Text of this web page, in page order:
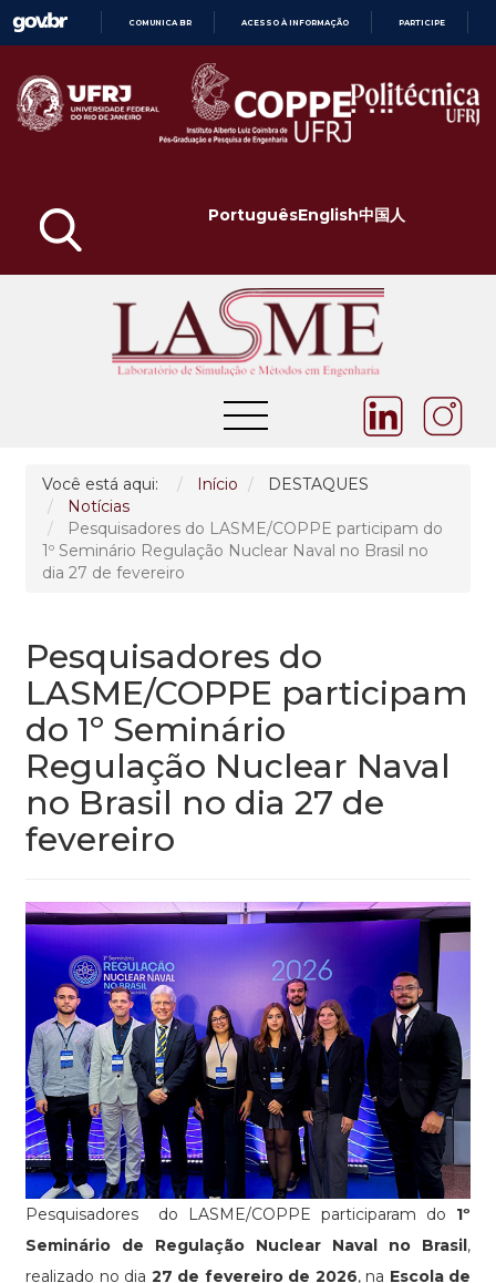
CONTEÚDO
COMUNICA BR ACESSO À INFORMAÇÃO PARTICIPE
PortuguêsEnglish中国人
Você está aqui: Início
DESTAQUES
Notícias
Pesquisadores do LASME/COPPE participam do
1º Seminário Regulação Nuclear Naval no Brasil no
dia 27 de fevereiro
Pesquisadores do
LASME/COPPE participam
do 1º Seminário
Regulação Nuclear Naval
no Brasil no dia 27 de
fevereiro
Pesquisadores do LASME/COPPE participaram do 1º
Seminário de Regulação Nuclear Naval no Brasil,
realizado no dia 27 de fevereiro de 2026, na Escola de